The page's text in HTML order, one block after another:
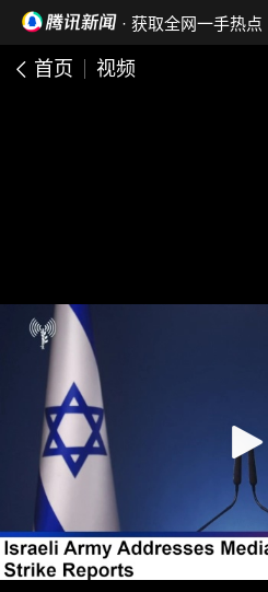
· 获取全网一手热点
首页 视频